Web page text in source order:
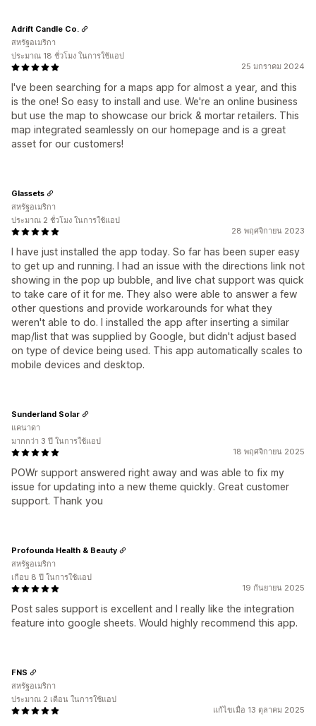
25 มกราคม 2024
I've been searching for a maps app for almost a year, and this
is the one! So easy to install and use. We're an online business
but use the map to showcase our brick & mortar retailers. This
map integrated seamlessly on our homepage and is a great
asset for our customers!
Adrift Candle Co.
สหรัฐอเมริกา
ประมาณ 18 ชั่วโมง ในการใช้แอป
28 พฤศจิกายน 2023
I have just installed the app today. So far has been super easy
to get up and running. I had an issue with the directions link not
showing in the pop up bubble, and live chat support was quick
to take care of it for me. They also were able to answer a few
other questions and provide workarounds for what they
weren't able to do. I installed the app after inserting a similar
map/list that was supplied by Google, but didn't adjust based
on type of device being used. This app automatically scales to
mobile devices and desktop.
Glassets
สหรัฐอเมริกา
ประมาณ 2 ชั่วโมง ในการใช้แอป
18 พฤศจิกายน 2025
POWr support answered right away and was able to fix my
issue for updating into a new theme quickly. Great customer
support. Thank you
Sunderland Solar
แคนาดา
มากกว่า 3 ปี ในการใช้แอป
19 กันยายน 2025
Post sales support is excellent and I really like the integration
feature into google sheets. Would highly recommend this app.
Profounda Health & Beauty
สหรัฐอเมริกา
เกือบ 8 ปี ในการใช้แอป
แก้ไขเมื่อ 13 ตุลาคม 2025
FNS
สหรัฐอเมริกา
ประมาณ 2 เดือน ในการใช้แอป